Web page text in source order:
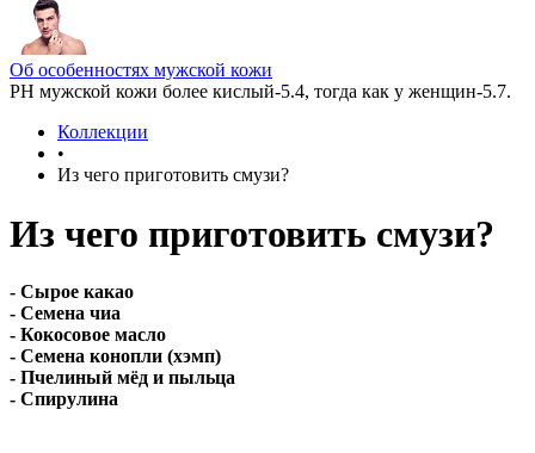
Об особенностях мужской кожи
РН мужской кожи более кислый-5.4, тогда как у женщин-5.7.
Коллекции
•
Из чего приготовить смузи?
Из чего приготовить смузи?
- Сырое какао
- Семена чиа
- Кокосовое масло
- Семена конопли (хэмп)
- Пчелиный мёд и пыльца
- Спирулина